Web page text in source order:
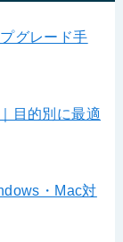
グレード手
目的別に最適
・Mac対